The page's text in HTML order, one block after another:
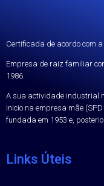
Certificada de acordo com a
Empresa de raiz familiar
1986.
A sua actividade industrial
inicio na empresa mãe
fundada em 1953 e,
Links Úteis